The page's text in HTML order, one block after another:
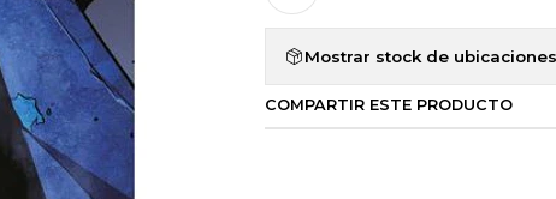
Mostrar stock de ubicaciones
COMPARTIR ESTE PRODUCTO